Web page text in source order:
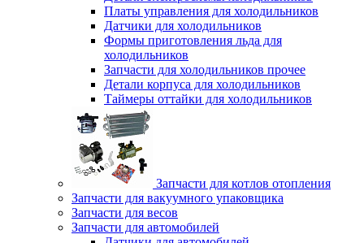
Платы управления для холодильников
Датчики для холодильников
Формы приготовления льда для
холодильников
Запчасти для холодильников прочее
Детали корпуса для холодильников
Таймеры оттайки для холодильников
Запчасти для котлов отопления
Запчасти для вакуумного упаковщика
Запчасти для весов
Запчасти для автомобилей